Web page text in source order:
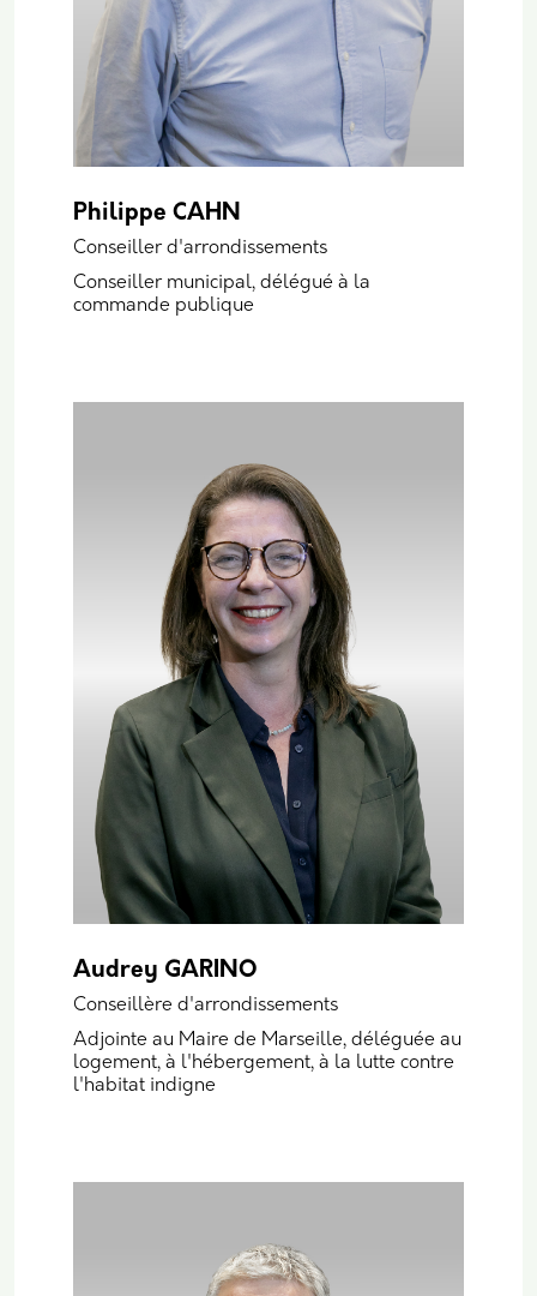
Philippe CAHN
Conseiller d'arrondissements
Conseiller municipal, délégué à la
commande publique
Audrey GARINO
Conseillère d'arrondissements
Adjointe au Maire de Marseille, déléguée au
logement, à l'hébergement, à la lutte contre
l'habitat indigne